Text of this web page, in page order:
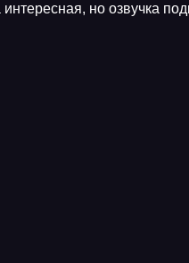
интересная, но озвучка